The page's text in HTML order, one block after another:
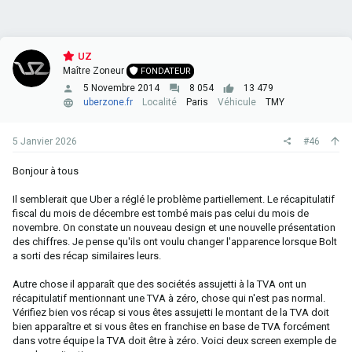
UZ
Maître Zoneur FONDATEUR
5 Novembre 2014 8 054
13 479
uberzone.fr
Localité Paris Véhicule TMY
5 Janvier 2026 #46
Bonjour à tous
Il semblerait que Uber a réglé le problème partiellement. Le récapitulatif
fiscal du mois de décembre est tombé mais pas celui du mois de
novembre. On constate un nouveau design et une nouvelle présentation
des chiffres. Je pense qu'ils ont voulu changer l'apparence lorsque Bolt
a sorti des récap similaires leurs.
Autre chose il apparaît que des sociétés assujetti à la TVA ont un
récapitulatif mentionnant une TVA à zéro, chose qui n'est pas normal.
Vérifiez bien vos récap si vous êtes assujetti le montant de la TVA doit
bien apparaître et si vous êtes en franchise en base de TVA forcément
dans votre équipe la TVA doit être à zéro. Voici deux screen exemple de